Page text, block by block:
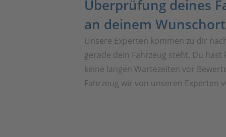
Überprüfung deines
an deinem Wunschort
Unsere Experten kommen zu dir
gerade dein Fahrzeug steht. Du
keine langen Wartezeiten vor
Fahrzeug wir von unseren Experten